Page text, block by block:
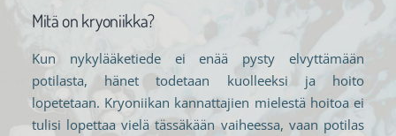
Mitä on kryoniikka?
Kun nykylääketiede ei enää pysty elvyttämään
potilasta, hänet todetaan kuolleeksi ja hoito
lopetetaan. Kryoniikan kannattajien mielestä hoitoa ei
tulisi lopettaa vielä tässäkään vaiheessa, vaan potilas